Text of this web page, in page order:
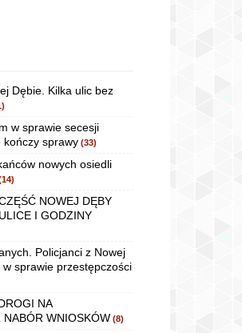
Dębie. Kilka ulic bez
w sprawie secesji
kończy sprawy (33)
nowych osiedli
NOWEJ DĘBY
I GODZINY
Policjanci z Nowej
sprawie przestępczości
NA
NABÓR WNIOSKÓW (8)